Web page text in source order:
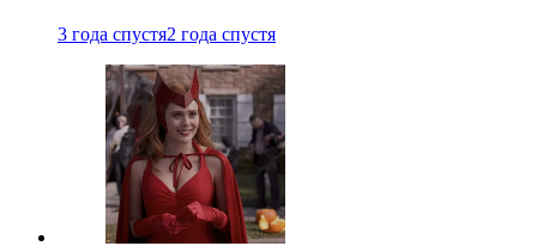
3 года спустя2 года спустя